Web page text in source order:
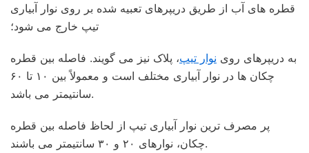
قطره های آب از طریق دریپرهای تعبیه شده بر روی نوار آبیاری
تیپ خارج می شود؛
به دریپرهای روی نوار تیپ، پلاک نیز می گویند. فاصله بین قطره
چکان ها در نوار آبیاری مختلف است و معمولاً بین ۱۰ تا ۶۰
سانتیمتر می باشد.
پر مصرف ترین نوار آبیاری تیپ از لحاظ فاصله بین قطره
چکان، نوارهای ۲۰ و ۳۰ سانتیمتر می باشند.